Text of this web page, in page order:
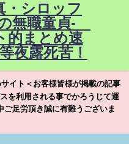
・シロッフ
無職童貞-
的まとめ速
夜露死苦！
イト＜お客様皆様が掲載の記事
を利用される事でかろうじて運
足労頂き誠に有難うございま